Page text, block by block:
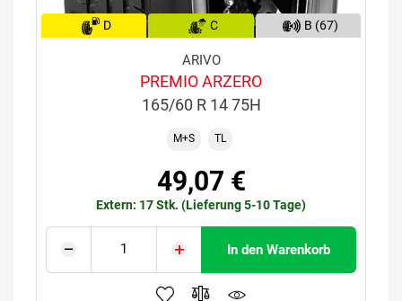
D C B (67)
ARIVO
PREMIO ARZERO
165/60 R 14 75H
M+S TL
49,07 €
Extern: 17 Stk. (Lieferung 5-10 Tage)
In den Warenkorb